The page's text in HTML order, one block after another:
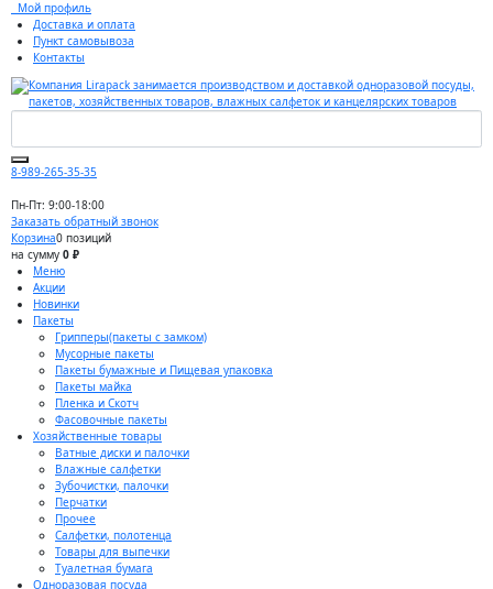
Мой профиль
Доставка и оплата
Пункт самовывоза
Контакты
8-989-265-35-35
Пн-Пт: 9:00-18:00
Заказать обратный звонок
Корзина0 позиций
на сумму 0 ₽
Меню
Акции
Новинки
Пакеты
Грипперы(пакеты с замком)
Мусорные пакеты
Пакеты бумажные и Пищевая упаковка
Пакеты майка
Пленка и Скотч
Фасовочные пакеты
Хозяйственные товары
Ватные диски и палочки
Влажные салфетки
Зубочистки, палочки
Перчатки
Прочее
Салфетки, полотенца
Товары для выпечки
Туалетная бумага
Одноразовая посуда